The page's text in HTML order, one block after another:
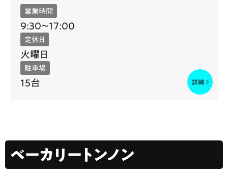
営業時間
9:30〜17:00
定休日
火曜日
駐車場
15台
ベーカリートンノン